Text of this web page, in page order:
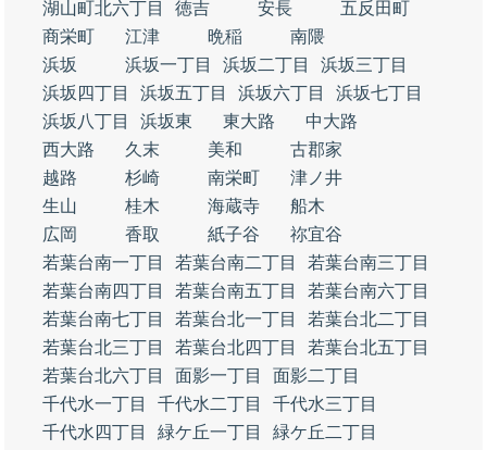
湖山町北六丁目
徳吉 安長
五反田町
商栄町
江津 晩稲
南隈
浜坂
浜坂一丁目 浜坂二丁目
浜坂三丁目
浜坂四丁目
浜坂五丁目 浜坂六丁目
浜坂七丁目
浜坂八丁目
浜坂東 東大路
中大路
西大路
久末 美和
古郡家
越路
杉崎 南栄町
津ノ井
生山
桂木 海蔵寺
船木
広岡
香取 紙子谷
祢宜谷
若葉台南一丁目
若葉台南二丁目
若葉台南三丁目
若葉台南四丁目
若葉台南五丁目
若葉台南六丁目
若葉台南七丁目
若葉台北一丁目
若葉台北二丁目
若葉台北三丁目
若葉台北四丁目
若葉台北五丁目
若葉台北六丁目
面影一丁目
面影二丁目
千代水一丁目
千代水二丁目
千代水三丁目
千代水四丁目
緑ケ丘一丁目
緑ケ丘二丁目